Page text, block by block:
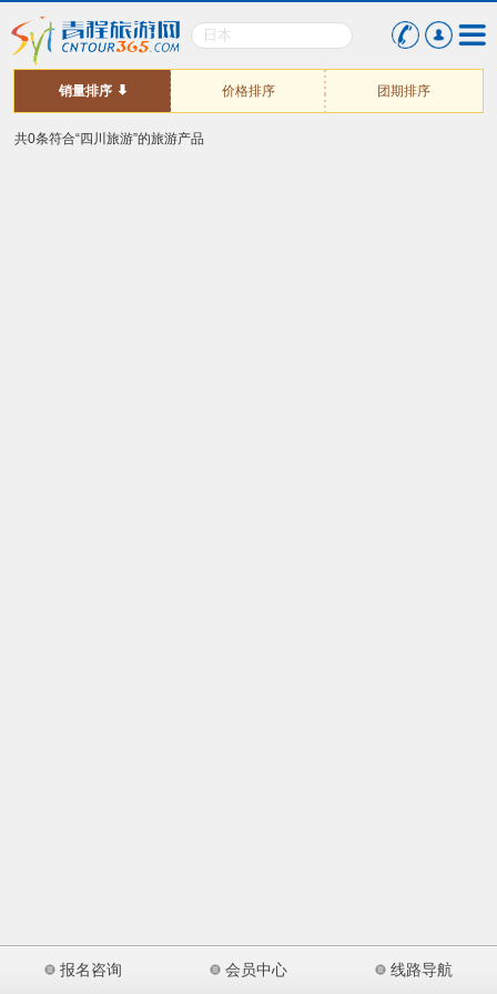
销量排序 价格排序 团期排序
共0条符合“四川旅游”的旅游产品
报名咨询 会员中心 线路导航